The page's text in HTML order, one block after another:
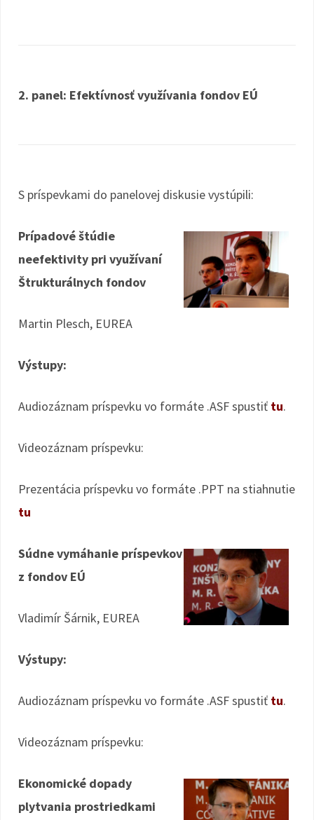
2. panel: Efektívnosť využívania fondov EÚ
S príspevkami do panelovej diskusie vystúpili:
Prípadové štúdie
neefektivity pri využívaní
Štrukturálnych fondov
Martin Plesch, EUREA
Výstupy:
Audiozáznam príspevku vo formáte .ASF spustiť tu.
Videozáznam príspevku:
Prezentácia príspevku vo formáte .PPT na stiahnutie
tu
Súdne vymáhanie príspevkov
z fondov EÚ
Vladimír Šárnik, EUREA
Výstupy:
Audiozáznam príspevku vo formáte .ASF spustiť tu.
Videozáznam príspevku:
Ekonomické dopady
plytvania prostriedkami